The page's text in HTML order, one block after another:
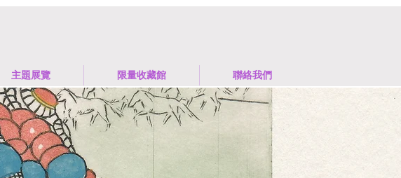
​主題展覽 限量收藏館 聯絡我們